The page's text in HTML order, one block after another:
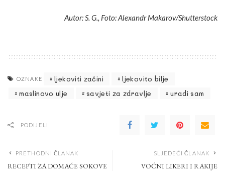
Autor: S. G., Foto: Alexandr Makarov/Shutterstock
OZNAKE ljekoviti začini
ljekovito bilje
maslinovo ulje
savjeti za zdravlje uradi sam
PODIJELI
PRETHODNI ČLANAK
RECEPTI ZA DOMAĆE SOKOVE
SLJEDEĆI ČLANAK
VOĆNI LIKERI I RAKIJE